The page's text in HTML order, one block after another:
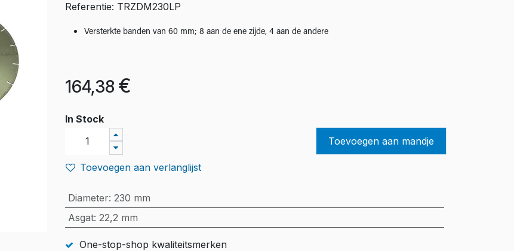
Referentie: TRZDM230LP
Versterkte banden van 60 mm; 8 aan de ene zijde, 4 aan de andere
164,38 €
In Stock
Toevoegen aan mandje
Toevoegen aan verlanglijst
Diameter: 230 mm
Asgat: 22,2 mm
One-stop-shop kwaliteitsmerken